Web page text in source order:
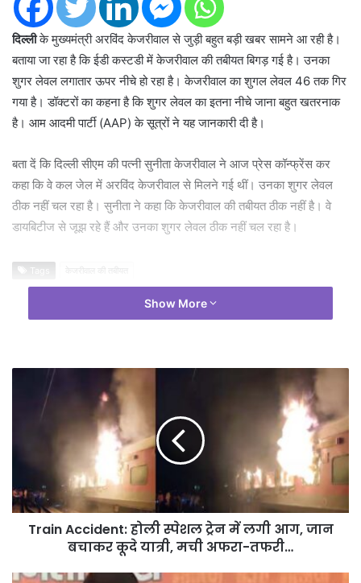
दिल्लीके मुख्यमंत्री अरविंद केजरीवाल से जुड़ी बहुत बड़ी खबर सामने आ रही है।
बताया जा रहा है कि ईडी कस्टडी में केजरीवाल की तबीयत बिगड़ गई है। उनका
शुगर लेवल लगातार ऊपर नीचे हो रहा है। केजरीवाल का शुगल लेवल 46 तक गिर
गया है। डॉक्टरों का कहना है कि शुगर लेवल का इतना नीचे जाना बहुत खतरनाक
है। आम आदमी पार्टी (AAP) के सूत्रों ने यह जानकारी दी है।
बता दें कि दिल्ली सीएम की पत्नी सुनीता केजरीवाल ने आज प्रेस कॉन्फ्रेंस कर
कहा कि वे कल जेल में अरविंद केजरीवाल से मिलने गई थीं। उनका शुगर लेवल
ठीक नहीं चल रहा है। सुनीता ने कहा कि केजरीवाल की तबीयत ठीक नहीं है। वे
डायबिटीज से जूझ रहे हैं और उनका शुगर लेवल ठीक नहीं चल रहा है।
Tags
Show More
Train Accident: होली स्पेशल ट्रेन में लगी आग, जान
बचाकर कूदे यात्री, मची अफरा-तफरी…